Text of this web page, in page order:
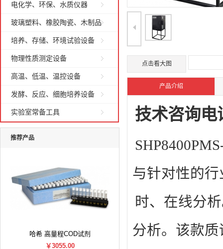
点击看大图
产品介绍
技术咨询电
与针对性的
时、在线分
分析。该款
电化学、环保、水质仪器
玻璃塑料、橡胶陶瓷、木制品
培养、存储、环境试验设备
物理性质测定设备
高温、低温、温控设备
发酵、反应、细胞培养设备
实验室常备工具
推荐产品
哈希 高量程COD试剂
￥3055.00